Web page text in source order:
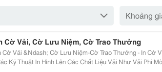
Khoảng
Cờ Vải, Cờ Lưu Niệm, Cờ Trao Thưởng
Cờ Vải &Ndash; Cờ Lưu Niệm-Cờ Trao Thưởng - In Cờ
Kỹ Thuật In Hình Lên Các Chất Liệu Vải Như Vải Phi